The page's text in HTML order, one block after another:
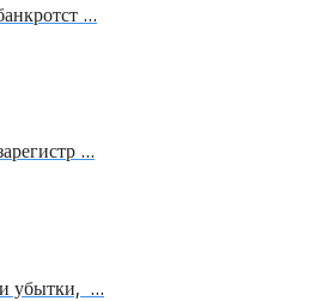
…
…
убытки, …